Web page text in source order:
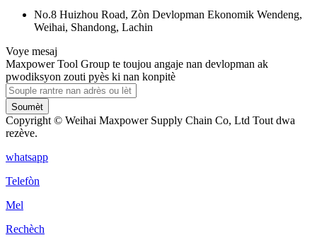
No.8 Huizhou Road, Zòn Devlopman Ekonomik Wendeng,
Weihai, Shandong, Lachin
Voye mesaj
Maxpower Tool Group te toujou angaje nan devlopman ak
pwodiksyon zouti pyès ki nan konpitè
Soumèt
Copyright © Weihai Maxpower Supply Chain Co, Ltd Tout dwa
rezève.
whatsapp
Telefòn
Mel
Rechèch